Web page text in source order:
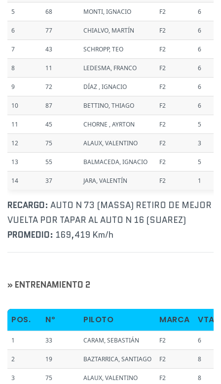
5 68 MONTI, IGNACIO F2 6
6 77 CHIALVO, MARTÍN F2 6
7 43 SCHROPP, TEO F2 6
8 11 LEDESMA, FRANCO F2 6
9 72 DÍAZ , IGNACIO F2 6
10 87 BETTINO, THIAGO F2 6
11 45 CHORNE , AYRTON F2 5
12 75 ALAUX, VALENTINO F2 3
13 55 BALMACEDA, IGNACIO F2 5
14 37 JARA, VALENTÍN F2 1
RECARGO: AUTO N 73 (MASSA) RETIRO DE MEJOR
VUELTA POR TAPAR AL AUTO N 16 (SUAREZ)
PROMEDIO: 169,419 Km/h
» ENTRENAMIENTO 2
POS. Nº PILOTO MARCA VTAS
1 33 CARAM, SEBASTIÁN F2 6
2 19 BAZTARRICA, SANTIAGO F2 8
3 75 ALAUX, VALENTINO F2 8